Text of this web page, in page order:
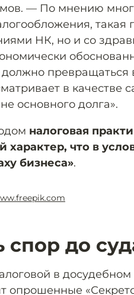
— По мнению
такая
НК, но и со
превращаться
в качестве
основного долга».
налоговая
что в
бизнеса».
спор до
в досудебном
опрошенные